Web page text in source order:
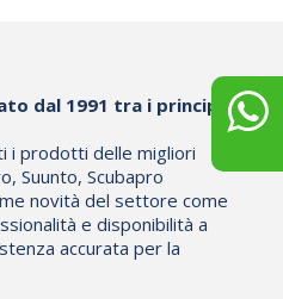
dal 1991 tra i principali
i prodotti delle migliori
Suunto, Scubapro
novità del settore come
e disponibilità a
accurata per la